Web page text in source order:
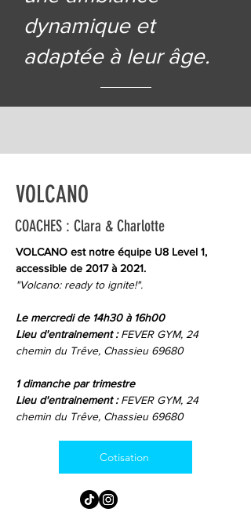
dynamique et
adaptée à leur âge.
VOLCANO
COACHES : Clara & Charlotte
VOLCANO est notre équipe U8 Level 1,
accessible de 2017 à 2021.
"Volcano: ready to ignite!".
Le mercredi de 14h30 à 16h00
Lieu d'entrainement :FEVER GYM, 24
chemin du Trêve, Chassieu 69680
1 dimanche par trimestre
Lieu d'entrainement :FEVER GYM, 24
chemin du Trêve, Chassieu 69680
Cotisation